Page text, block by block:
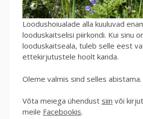
Loodushoiualade alla kuuluvad
looduskaitselisi piirkondi. Kui sinu
looduskaitseala, tuleb selle eest
ettekirjutustele hoolt kanda.
Oleme valmis sind selles abistama.
Võta meiega ühendust siin või
meile Facebookis.